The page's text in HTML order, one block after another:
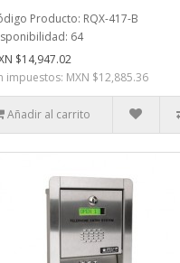
Producto: RQX-417-B
64
$14,947.02
impuestos: MXN $12,885.36
Añadir al carrito